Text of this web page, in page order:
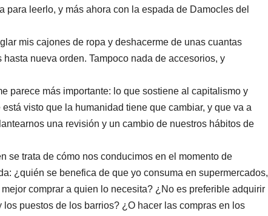
para leerlo, y más ahora con la espada de Damocles del
mis cajones de ropa y deshacerme de unas cuantas
nueva orden. Tampoco nada de accesorios, y
parece más importante: lo que sostiene al capitalismo y
visto que la humanidad tiene que cambiar, y que va a
una revisión y un cambio de nuestros hábitos de
se trata de cómo nos conducimos en el momento de
¿quién se benefica de que yo consuma en supermercados,
comprar a quien lo necesita? ¿No es preferible adquirir
puestos de los barrios? ¿O hacer las compras en los